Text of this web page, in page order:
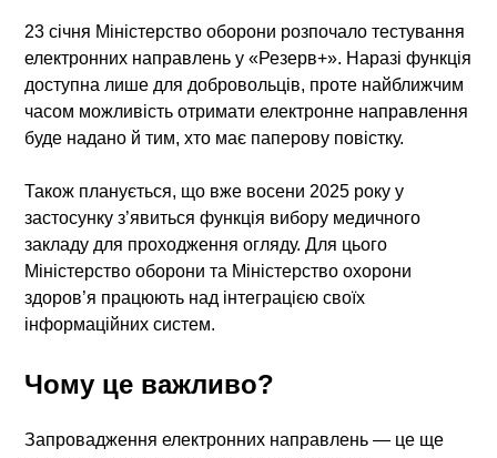
23 січня Міністерство оборони розпочало тестування
електронних направлень у «Резерв+». Наразі функція
доступна лише для добровольців, проте найближчим
часом можливість отримати електронне направлення
буде надано й тим, хто має паперову повістку.
Також планується, що вже восени 2025 року у
застосунку з’явиться функція вибору медичного
закладу для проходження огляду. Для цього
Міністерство оборони та Міністерство охорони
здоров’я працюють над інтеграцією своїх
інформаційних систем.
Чому це важливо?
Запровадження електронних направлень — це ще